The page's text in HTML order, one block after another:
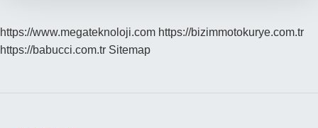
https://www.megateknoloji.com https://bizimmotokurye.com.tr
https://babucci.com.tr Sitemap